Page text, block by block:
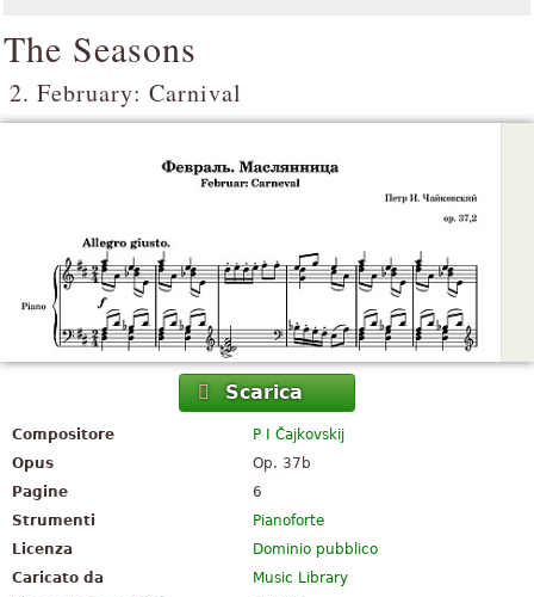
The Seasons
2. February: Carnival
Scarica
Compositore
P I Čajkovskij
Opus
Op. 37b
Pagine
6
Strumenti
Pianoforte
Licenza
Dominio pubblico
Caricato da
Music Library